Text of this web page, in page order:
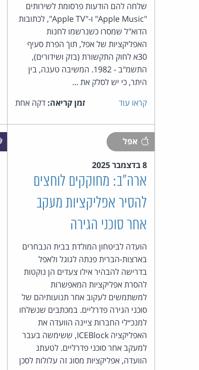
שלחה להם הודעות פרסומת לשירותים
"Apple Music" ו-"Apple TV", לכתובות
הדוא"ל שמסרו כשנרשמו לחנות
האפליקציות של אפל, תוך הפרת סעיף
30א לחוק התקשורת (בזק ושידורים),
התשמ"ב - 1982. המשיבה טענה, בין
היתר, כי יש לסלק את ...
קראו עוד
זמן קריאה: דקה אחת
אפל
8 בדצמבר 2025
ארה"ב: מחוקקים לוחצים
להסיר אפליקציות מעקב
אחר סוכני הגירה
הועדה לביטחון המולדת בבית הנבחרים
בארצות-הברית פנתה לגוגל ולאפל
בדרישה להבהיר אילו צעדים הן נוקטות
להסרת אפליקציות המאפשרות
למשתמשים לעקוב אחר תנועותיהם של
סוכני הגירה פדרליים. במכתבים שנשלחו
למנכ״לי החברות ציינה הוועדה את
האפליקציה ICEBlock, ששימשה בעבר
למעקב אחר סוכני פדרליים. לטעתנ
הוועדה, אפליקציות מסוג זה עלולות לסכן